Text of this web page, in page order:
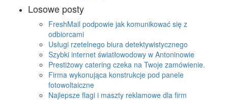
Losowe posty
FreshMail podpowie jak komunikować się z
odbiorcami
Usługi rzetelnego biura detektywistycznego
Szybki internet światłowodowy w Antoninowie
Prestiżowy catering czeka na Twoje zamówienie.
Firma wykonująca konstrukcje pod panele
fotowoltaiczne
Najlepsze flagi i maszty reklamowe dla firm